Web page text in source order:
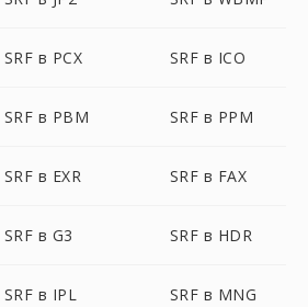
SRF в PCX SRF в ICO
SRF в PBM SRF в PPM
SRF в EXR SRF в FAX
SRF в G3 SRF в HDR
SRF в IPL SRF в MNG